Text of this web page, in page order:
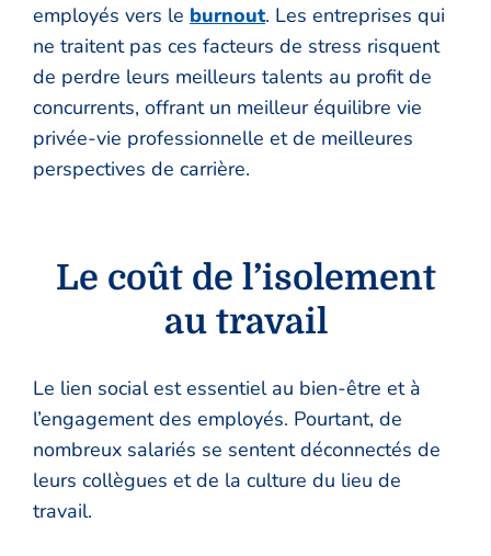
employés vers le burnout. Les entreprises qui
ne traitent pas ces facteurs de stress risquent
de perdre leurs meilleurs talents au profit de
concurrents, offrant un meilleur équilibre vie
privée-vie professionnelle et de meilleures
perspectives de carrière.
Le coût de l’isolement
au travail
Le lien social est essentiel au bien-être et à
l’engagement des employés. Pourtant, de
nombreux salariés se sentent déconnectés de
leurs collègues et de la culture du lieu de
travail.